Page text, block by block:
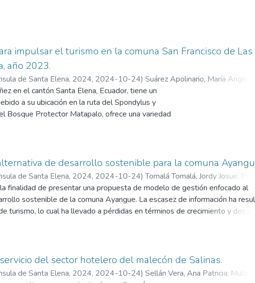
impulsar el turismo en la comuna San Francisco de Las
año 2023.
de Santa Elena, 2024, 2024-10-24) Suárez Apolinario, María Angélica
en el cantón Santa Elena, Ecuador, tiene un
a su ubicación en la ruta del Spondylus y
Bosque Protector Matapalo, ofrece una variedad
el turista, entre ellos hermosas playas, senderos
cobertura de telefonía móvil y electricidad;
de agua y alcantarillado. Para promover el
turística, que comprende un recorrido
turísticos naturales o culturales. La ruta
inventario y selección de atractivos, diseño de
pueden acceder a la zona a través de diversas
y taxis. Las opciones de alojamiento incluyen
brindar oportunidades económicas para la
es de aproximadamente $2.177,78 para una
alimentación, actividades recreativas y
16 personas.
de desarrollo sostenible para la comuna
de Santa Elena, 2024, 2024-10-24)Tomalá Tomalá, Jordy Josue;
finalidad de presentar una propuesta de modelo de gestión enfocado al
sostenible de la comuna Ayangue. La escasez de información ha
turismo, lo cual ha llevado a pérdidas en términos de crecimiento y
un enfoque mixto en la investigación, lo que ha permitido obtener una
discrepancia entre los planteado por ambas metodologías. No obstante,
coinciden en la importancia primordial del cuidado ambiental en la comuna
la gestión turística y, por supuesto, el progreso social. En relación
del sector hotelero del malecón de Salinas.
de Santa Elena, 2024, 2024-10-24) Sellán Vera, Ana Patricia; Mullo